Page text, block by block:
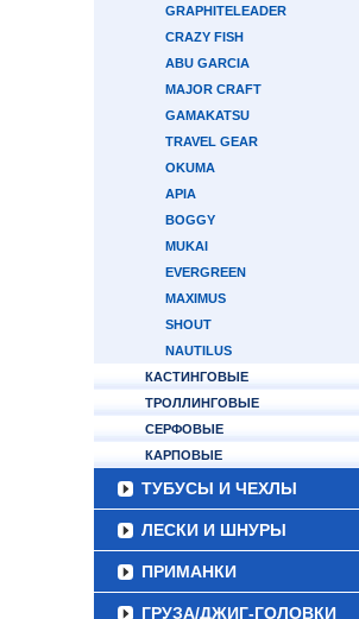
GRAPHITELEADER
CRAZY FISH
ABU GARCIA
MAJOR CRAFT
GAMAKATSU
TRAVEL GEAR
OKUMA
APIA
BOGGY
MUKAI
EVERGREEN
MAXIMUS
SHOUT
NAUTILUS
КАСТИНГОВЫЕ
ТРОЛЛИНГОВЫЕ
СЕРФОВЫЕ
КАРПОВЫЕ
ТУБУСЫ И ЧЕХЛЫ
ЛЕСКИ И ШНУРЫ
ПРИМАНКИ
ГРУЗА/ДЖИГ-ГОЛОВКИ